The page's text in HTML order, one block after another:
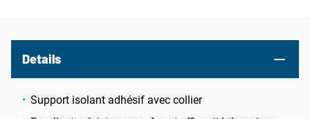
Details
Support isolant adhésif avec collier